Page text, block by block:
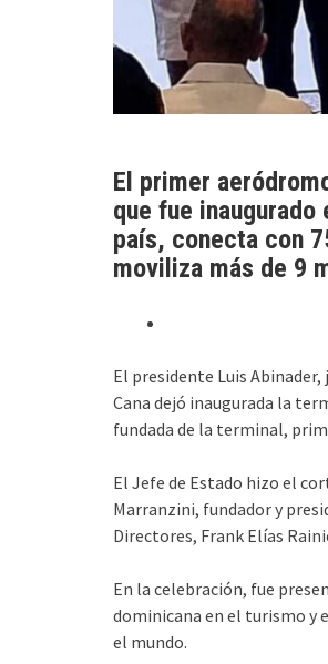
El primer
que fue
país, conecta con
moviliza más de 9
El presidente Luis
Cana dejó inaugurada la
fundada de la terminal,
El Jefe de Estado hizo el
Marranzini, fundador y
Directores, Frank Elías
En la celebración, fue
dominicana en el turismo y
el mundo.